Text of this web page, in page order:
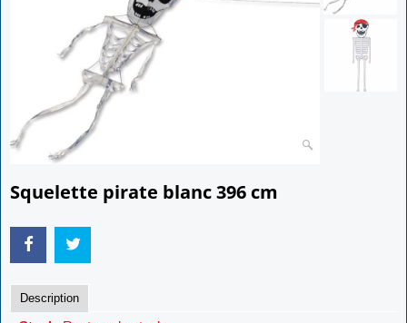
Squelette pirate blanc 396 cm
Description